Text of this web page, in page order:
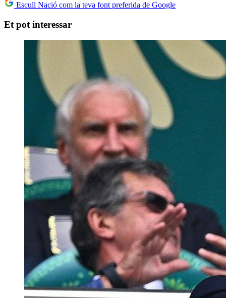
Escull Nació com la teva font preferida de Google
Et pot interessar